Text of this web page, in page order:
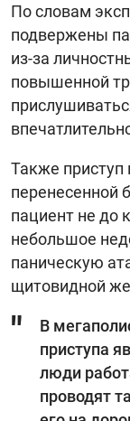
По словам
подвержены
из-за
повышенной
Также приступ
перенесенной
пациент не до
небольшое
паническую
щитовидной
В
приступа
люди
проводят